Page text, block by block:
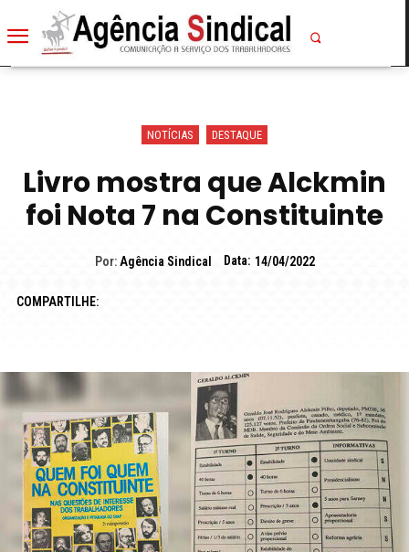
NOTÍCIAS DESTAQUE
Livro mostra que Alckmin
foi Nota 7 na Constituinte
Por: Agência Sindical Data: 14/04/2022
COMPARTILHE: